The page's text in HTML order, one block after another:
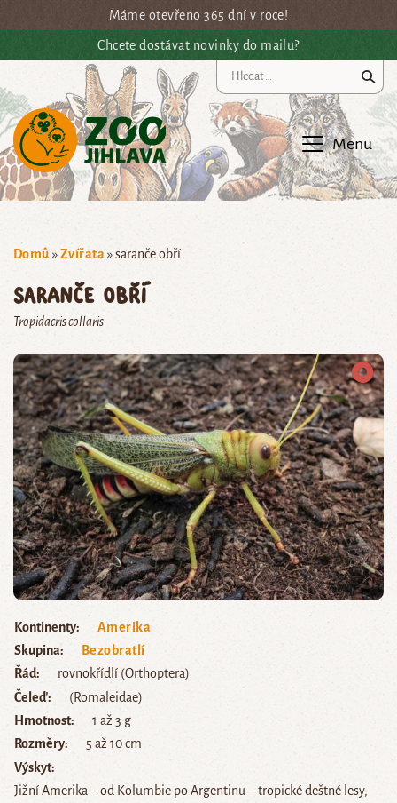
Přejít na hlavní obsahMáme otevřeno 365 dní v roce!
Chcete dostávat novinky do mailu?
Menu
Domů »Zvířata»saranče obří
saranče obří
Tropidacris collaris
Kontinenty
Amerika
Skupina
Bezobratlí
Řád
rovnokřídlí (Orthoptera)
Čeleď
(Romaleidae)
Hmotnost
1 až 3 g
Rozměry
5 až 10 cm
Výskyt
Jižní Amerika – od Kolumbie po Argentinu – tropické deštné lesy,